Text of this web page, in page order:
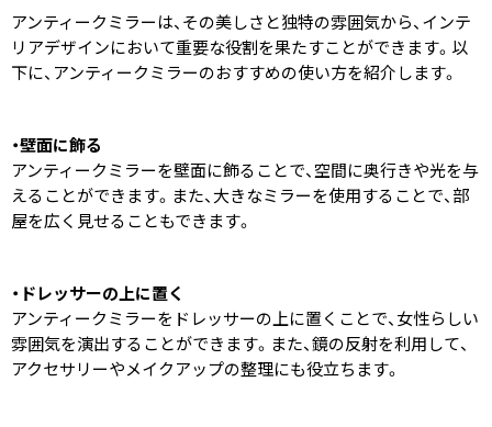
アンティークミラーは、その美しさと独特の雰囲気から、インテ
リアデザインにおいて重要な役割を果たすことができます。以
下に、アンティークミラーのおすすめの使い方を紹介します。
・壁面に飾る
アンティークミラーを壁面に飾ることで、空間に奥行きや光を与
えることができます。また、大きなミラーを使用することで、部
屋を広く見せることもできます。
・ドレッサーの上に置く
アンティークミラーをドレッサーの上に置くことで、女性らしい
雰囲気を演出することができます。また、鏡の反射を利用して、
アクセサリーやメイクアップの整理にも役立ちます。